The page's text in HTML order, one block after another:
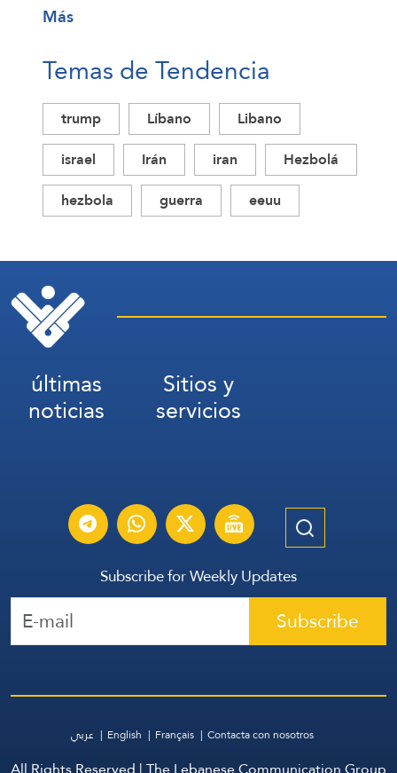
Más
Temas de Tendencia
trump Líbano
Libano
israel
Irán iran
Hezbolá
hezbola
guerra eeuu
últimas
noticias
Sitios y
servicios
Subscribe for Weekly Updates
Subscribe
عربي English Français Contacta con nosotros